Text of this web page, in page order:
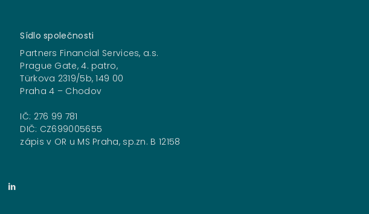
Sídlo společnosti
Partners Financial Services, a.s.
Prague Gate, 4. patro,
Türkova 2319/5b, 149 00
Praha 4 – Chodov
IČ: 276 99 781
DIČ: CZ699005655
zápis v OR u MS Praha, sp.zn. B 12158